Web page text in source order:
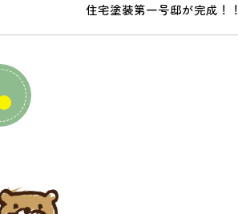
住宅塗装第一号邸が完成！！